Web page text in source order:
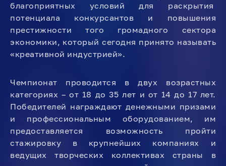
благоприятных условий для раскрытия
потенциала конкурсантов и повышения
престижности того громадного сектора
экономики, который сегодня принято называть
«креативной индустрией».
Чемпионат проводится в двух возрастных
категориях – от 18 до 35 лет и от 14 до 17 лет.
Победителей награждают денежными призами
и профессиональным оборудованием, им
предоставляется возможность пройти
стажировку в крупнейших компаниях и
ведущих творческих коллективах страны в